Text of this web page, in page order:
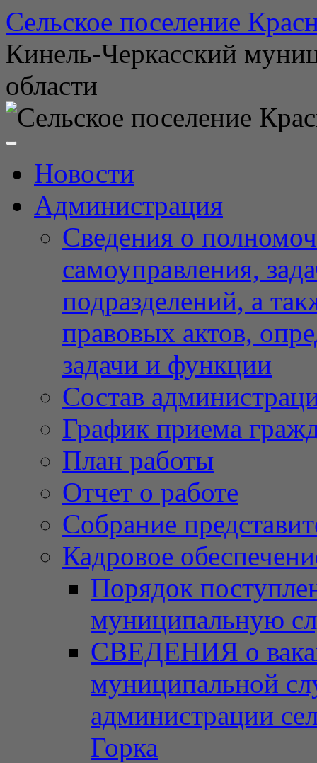
Перейти
к
содержимому
Сельское поселение
Кинель-Черкасский
области
Новости
Администрация
Сведения о
самоуправления,
подразделений, а
правовых актов,
задачи и функции
Состав
График приема
План работы
Отчет о работе
Собрание
Кадровое
Порядок
муниципальную
СВЕДЕНИЯ о
муниципальной
администрации
Горка